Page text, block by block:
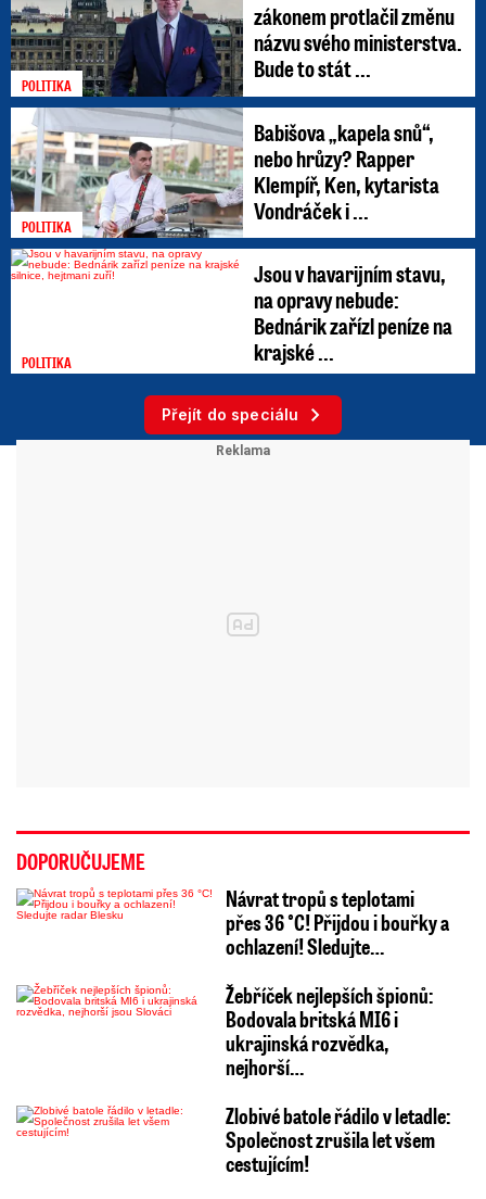
POLITIKA
zákonem protlačil změnu
názvu svého ministerstva.
Bude to stát ...
POLITIKA
Babišova „kapela snů“,
nebo hrůzy? Rapper
Klempíř, Ken, kytarista
Vondráček i ...
POLITIKA
Jsou v havarijním stavu,
na opravy nebude:
Bednárik zařízl peníze na
krajské ...
Přejít do speciálu
DOPORUČUJEME
Návrat tropů s teplotami
přes 36 °C! Přijdou i bouřky a
ochlazení! Sledujte…
Žebříček nejlepších špionů:
Bodovala britská MI6 i
ukrajinská rozvědka,
nejhorší…
Zlobivé batole řádilo v letadle:
Společnost zrušila let všem
cestujícím!